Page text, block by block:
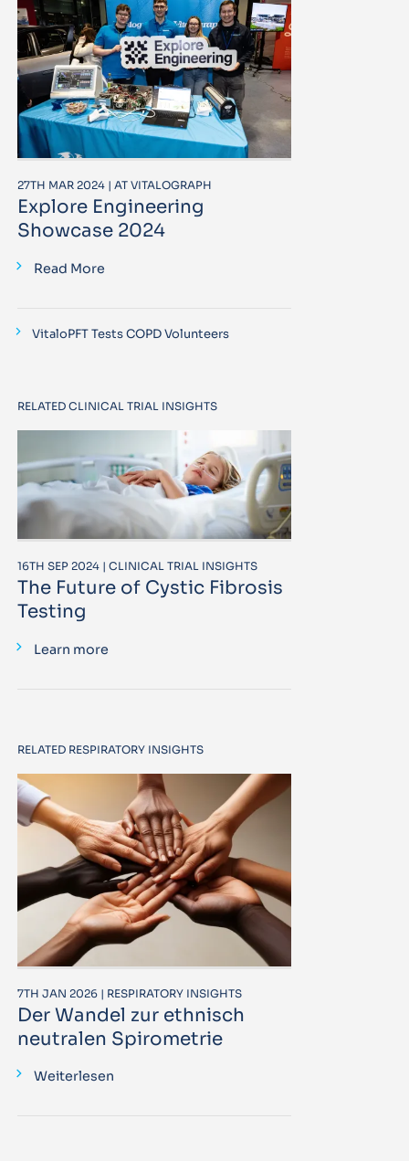
27TH MAR 2024 | AT VITALOGRAPH
Explore Engineering
Showcase 2024
Read More
VitaloPFT Tests COPD Volunteers
RELATED CLINICAL TRIAL INSIGHTS
16TH SEP 2024 | CLINICAL TRIAL INSIGHTS
The Future of Cystic Fibrosis
Testing
Learn more
RELATED RESPIRATORY INSIGHTS
7TH JAN 2026 | RESPIRATORY INSIGHTS
Der Wandel zur ethnisch
neutralen Spirometrie
Weiterlesen